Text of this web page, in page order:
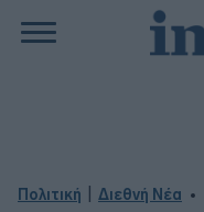
Πολιτική Διεθνή Νέα